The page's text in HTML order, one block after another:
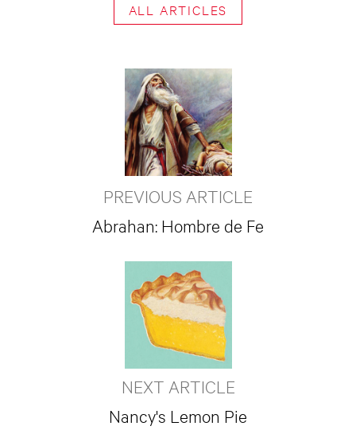
ALL ARTICLES
PREVIOUS ARTICLE
Abrahan: Hombre de Fe
NEXT ARTICLE
Nancy's Lemon Pie